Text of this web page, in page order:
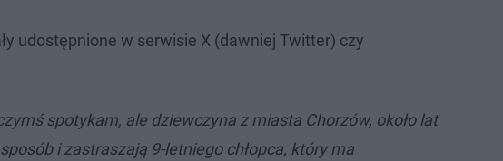
udostępnione w serwisie X (dawniej Twitter) czy
spotykam, ale dziewczyna z miasta Chorzów, około lat
i zastraszają 9-letniego chłopca, który ma